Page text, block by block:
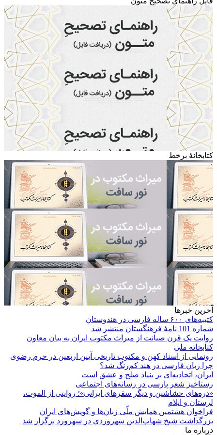
کتابخانۀ برخط
آخرین خبرها
کتیبه‌های ۶۰۰ ساله فارسی در هندوستان
شماره 101 نامۀ فرهنگستان منتشر شد
روایت یک قرن صیانت از میراث مکتوب ایران به بیان معاون
کتابخانه ملی
رونمایی از اسناد کهن و مکتوب تاریخی آیین اربعین در حرم رضوی
چرا زبان فارسی در هند کم‌رنگ شد؟
ایران، اتحادیه‌ای بر بنیاد صلح و عشق است
رستاخیز شعر پارسی در رسانه‌های اجتماعی
«دره‌های حشاشین و دیگر سفرهای ایرانی»؛ روایتی از الموت،
لرستان و ایلام
فراخوان هشتمین همایش ملّی زبان‌ها و گویش‌های ایران
بزرگداشت شیخ شهاب‌الدین سهروردی در سهرورد برگزار شد
درباره ما